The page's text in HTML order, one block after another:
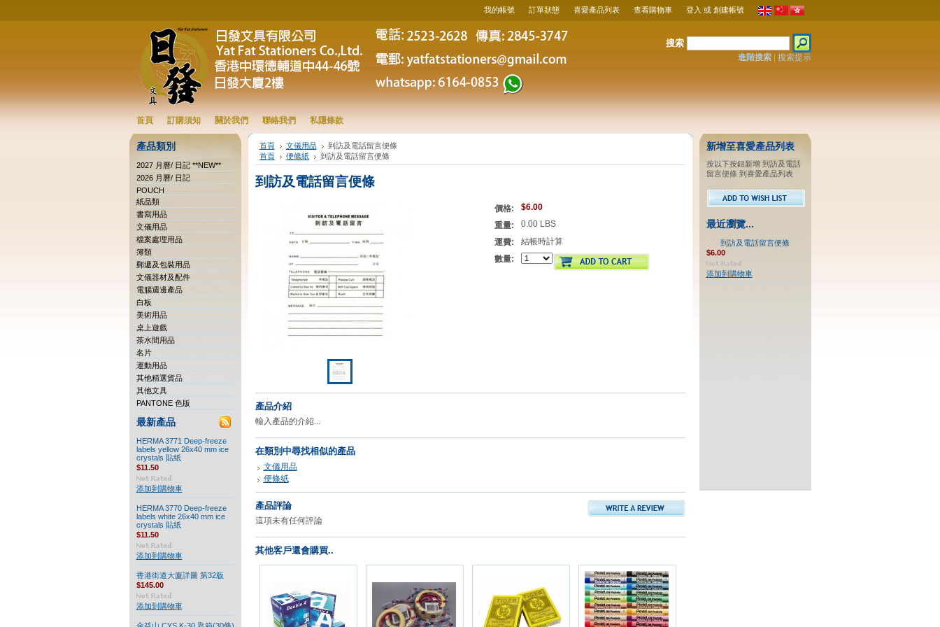
我的帳號 訂單狀態 喜愛產品列表 查看購物車 登入 或 創建帳號
搜索
進階搜索| 搜索提示
首頁 訂購須知 關於我們 聯絡我們 私隱條款
產品類別
2027 月曆/ 日記 **NEW**
2026 月曆/ 日記
POUCH
紙品類
書寫用品
文儀用品
檔案處理用品
簿類
郵遞及包裝用品
文儀器材及配件
電腦週邊產品
白板
美術用品
桌上遊戲
茶水間用品
名片
運動用品
其他精選貨品
其他文具
PANTONE 色版
最新產品
HERMA 3771 Deep-freeze
labels yellow 26x40 mm ice
crystals 貼紙
$11.50
添加到購物車
HERMA 3770 Deep-freeze
labels white 26x40 mm ice
crystals 貼紙
$11.50
添加到購物車
香港街道大廈詳圖 第32版
$145.00
添加到購物車
首頁 文儀用品
到訪及電話留言便條
首頁
便條紙 到訪及電話留言便條
到訪及電話留言便條
價格:
$6.00
重量:
0.00 LBS
運費:
結帳時計算
數量:
產品介紹
輸入產品的介紹...
在類別中尋找相似的產品
文儀用品
便條紙
產品評論
這項未有任何評論
其他客戶還會購買..
新增至喜愛產品列表
按以下按鈕新增 到訪及電話
留言便條 到喜愛產品列表
最近瀏覽...
到訪及電話留言便條
$6.00
添加到購物車